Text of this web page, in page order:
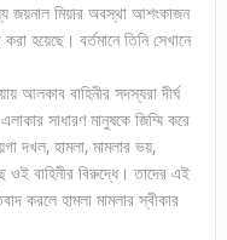
জয়নাল মিয়ার অবস্থা আশংকাজন
হয়েছে। বর্তমানে তিনি সেখানে
আলকাব বাহিনীর সদস্যরা দীর্ঘ
সাধারণ মানুষকে জিম্মি করে
দখল, হামলা, মামলার ভয়,
ওই বাহিনীর বিরুদ্ধে। তাদের এই
করলে হামলা মামলার স্বীকার